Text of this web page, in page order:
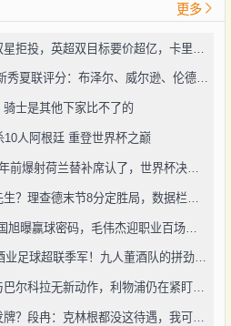
更多
Bleacher Report晒2026届新秀夏联评分：布泽尔、威尔逊、伦德博格摘A
士是其他下家比不了的
10人阿根廷 重登世界杯之巅
两次炸场都是帕雷德斯！4年前爆射荷兰替补席认了，世界杯决赛再演冲突
大连英博3-1双杀泰山！李国旭曝赢球密码，毛伟杰迎职业百场里程碑
桐梓窖酒队斩获2026遵义酒业足球超联季军！九人董酒队的拼劲太戳人
罗马诺最新披露：阿森纳与巴尔科拉无新动作，利物浦仍在紧盯目标
杨瀚森在开拓者能玩弧顶发牌？段冉：克林根都没这待遇，我可不太看好